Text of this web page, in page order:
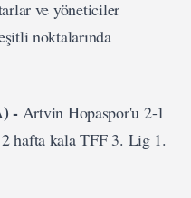
ve yöneticiler
noktalarında
- Artvin Hopaspor'u 2-1
hafta kala TFF 3. Lig 1.